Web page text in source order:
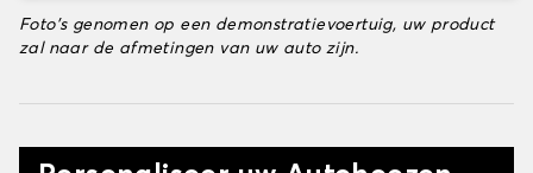
Foto's genomen op een demonstratievoertuig, uw product
zal naar de afmetingen van uw auto zijn.